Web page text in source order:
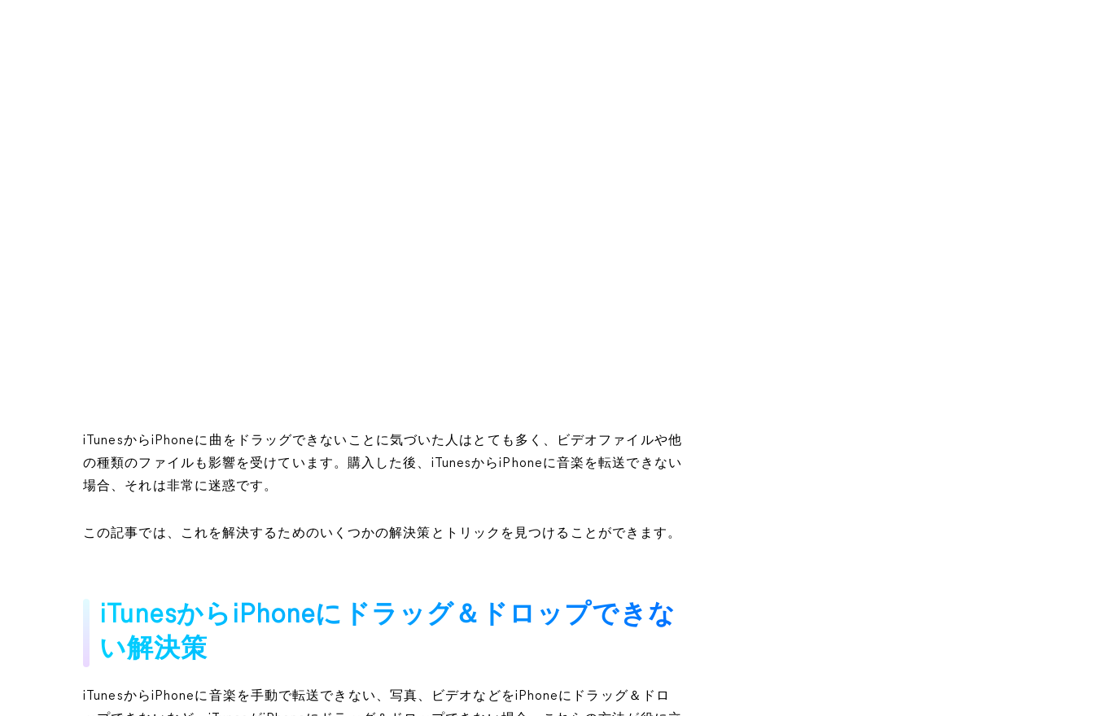
iTunesからiPhoneに曲をドラッグできないことに気づいた人はとても多く、ビデオファイルや他
の種類のファイルも影響を受けています。購入した後、iTunesからiPhoneに音楽を転送できない
場合、それは非常に迷惑です。
この記事では、これを解決するためのいくつかの解決策とトリックを見つけることができます。
iTunesからiPhoneにドラッグ＆ドロップできな
い解決策
iTunesからiPhoneに音楽を手動で転送できない、写真、ビデオなどをiPhoneにドラッグ＆ドロ